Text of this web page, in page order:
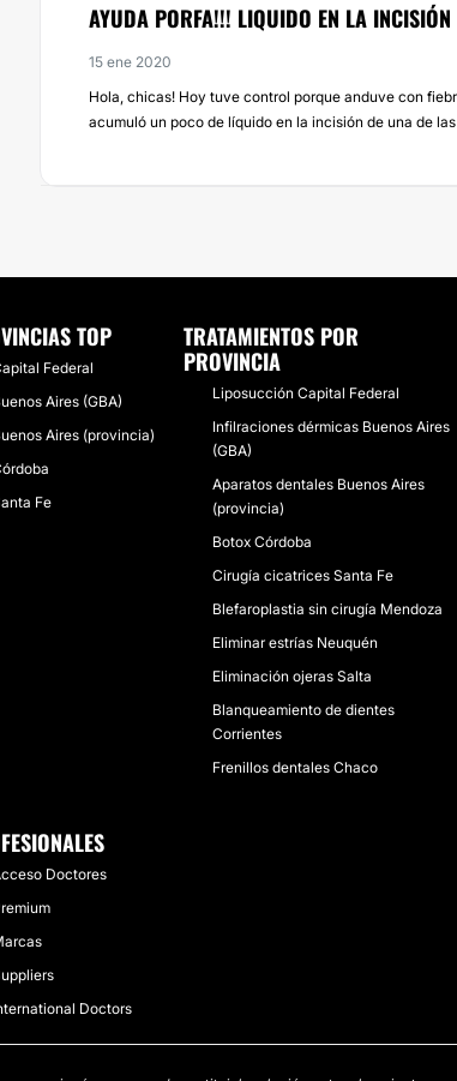
AYUDA PORFA!!! LIQUIDO EN LA INCISIÓN
15 ene 2020
Hola, chicas! Hoy tuve control porque anduve con
acumuló un poco de líquido en la incisión de una de las
TOP
Federal
Aires (GBA)
Aires (provincia)
Fe
TRATAMIENTOS POR
PROVINCIA
Liposucción Capital Federal
Infilraciones dérmicas Buenos Aires
(GBA)
Aparatos dentales Buenos Aires
(provincia)
Botox Córdoba
Cirugía cicatrices Santa Fe
Blefaroplastia sin cirugía Mendoza
Eliminar estrías Neuquén
Eliminación ojeras Salta
Blanqueamiento de dientes
Corrientes
Frenillos dentales Chaco
Doctores
Doctors